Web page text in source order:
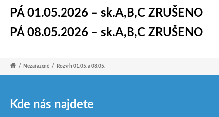
PÁ 01.05.2026 – sk.A,B,C ZRUŠENO
PÁ 08.05.2026 – sk.A,B,C ZRUŠENO
/ Nezařazené / Rozvrh 01.05. a 08.05.
Kde nás najdete